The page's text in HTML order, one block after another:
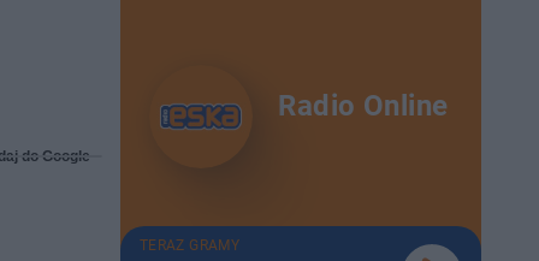
do Google
Radio Online
TERAZ GRAMY